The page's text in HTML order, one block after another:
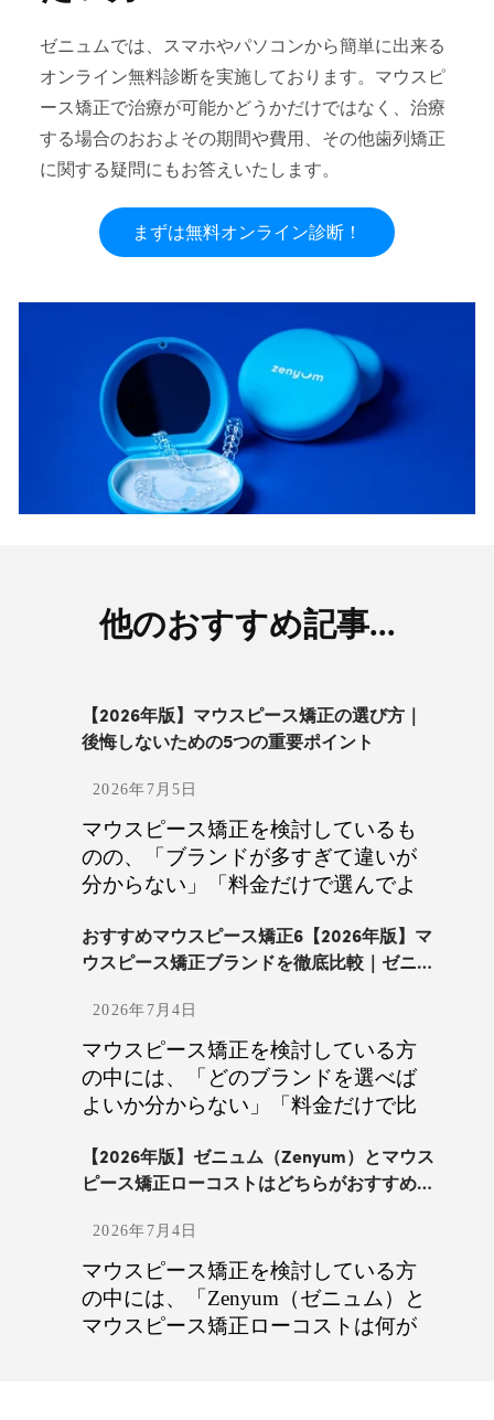
ゼニュムでは、スマホやパソコンから簡単に出来る
オンライン無料診断を実施しております。マウスピ
ース矯正で治療が可能かどうかだけではなく、治療
する場合のおおよその期間や費用、その他歯列矯正
に関する疑問にもお答えいたします。
まずは無料オンライン診断！
他のおすすめ記事...
【2026年版】マウスピース矯正の選び方｜
後悔しないための5つの重要ポイント
2026年7月5日
マウスピース矯正を検討しているも
のの、「ブランドが多すぎて違いが
分からない」「料金だけで選んでよ
のではないでしょうか。 現在は、イ
ンビザラインをはじめ、Zenyum（ゼ
ン矯正、DPEARL、hanaraviなど、さ
まざまなマウスピース矯正ブランド
やサービスが展開されています。 一
見すると、どれも「透明なマウスピ
点では似ています。しかし実際に
は、料金体系、治療範囲、通院頻
できる情報、サポート体制などに違
いがあります。 そのため、広告に表
示された価格や「通院が少ない」
「最短○か月」といった一つの特徴だ
おすすめマウスピース矯正6【2026年版】マ
ウスピース矯正ブランドを徹底比較｜ゼニュ
2026年7月4日
マウスピース矯正を検討している方
の中には、「どのブランドを選べば
よいか分からない」「料金だけで比
いのではないでしょうか。 マウスピ
ース矯正は、ブランドによって料金
画の確認方法、サポート体制が大き
く異なります。 この記事では、
Zenyum、Oh my teeth、hanaravi、
DPEARL、エミニナル矯正、マウス
【2026年版】ゼニュム（Zenyum）とマウス
ピース矯正ローコストはどちらがおすすめ？
2026年7月4日
マウスピース矯正を検討している方
の中には、「Zenyum（ゼニュム）と
マウスピース矯正ローコストは何が